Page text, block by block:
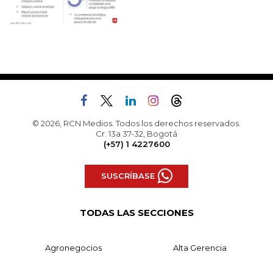
© 2026, RCN Medios. Todos los derechos reservados.
Cr. 13a 37-32, Bogotá
(+57) 1 4227600
SUSCRÍBASE
TODAS LAS SECCIONES
Agronegocios Alta Gerencia